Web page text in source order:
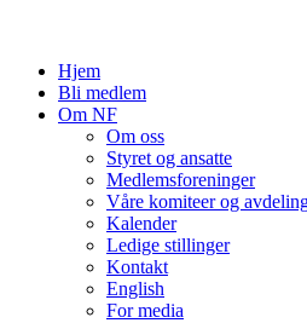
Hjem
Bli medlem
Om NF
Om oss
Styret og ansatte
Medlemsforeninger
Våre komiteer og
Kalender
Ledige stillinger
Kontakt
English
For media